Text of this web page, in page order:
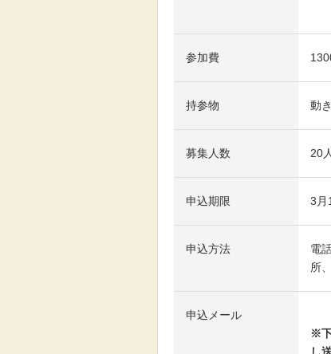
参加費
持参物 動
募集人数 20
申込期限 3月
申込方法
電
所
申込メール
※